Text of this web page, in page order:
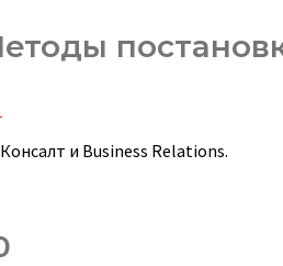
и Business Relations.